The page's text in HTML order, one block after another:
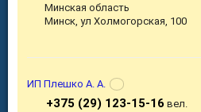
Минская область
Минск, ул Холмогорская, 100
ИП Плешко А. А.
+375 (29) 123-15-16 вел.